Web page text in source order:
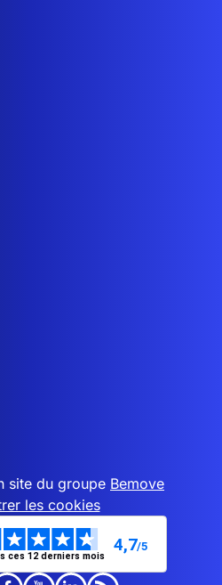
site du groupe Bemove
les cookies
ces 12 derniers mois
4,7/5